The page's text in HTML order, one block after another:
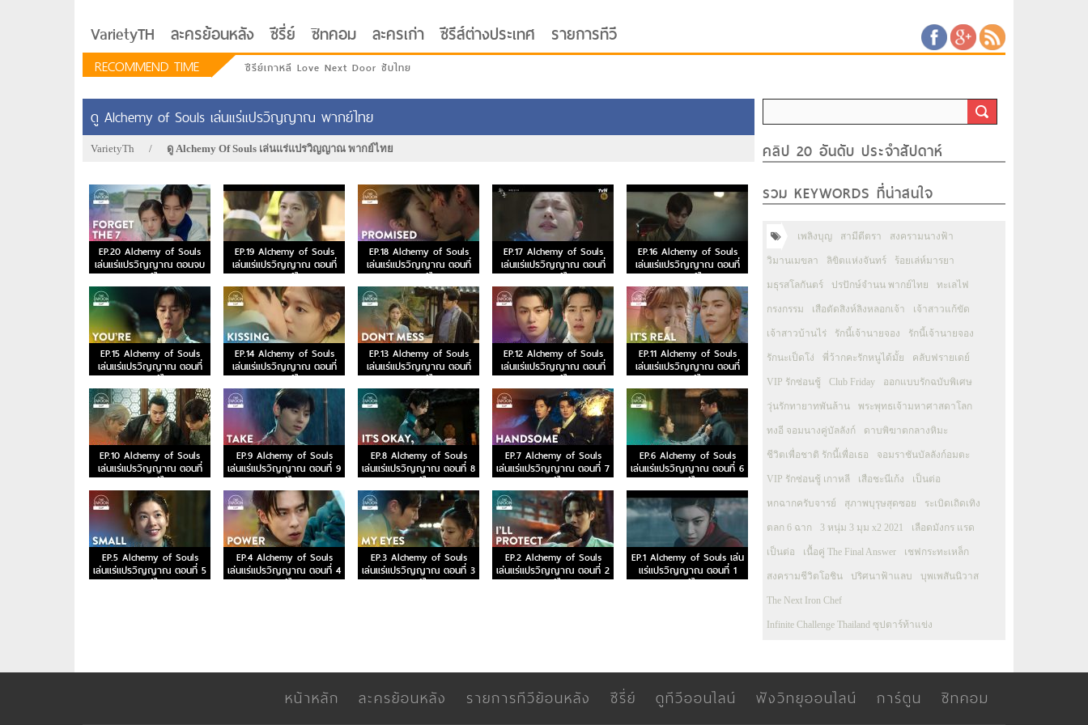
VarietyTH ละครย้อนหลัง ซีรี่ย์ ซิทคอม ละครเก่า ซีรีส์ต่างประเทศ รายการทีวี
RECOMMEND TIME ซีรีย์เกาหลี Love Next Door ซับไทย
รักอยู่ประตูถัดไป
ดู Alchemy of Souls เล่นแร่แปรวิญญาณ พากย์ไทย
VarietyTh / ดู Alchemy Of Souls เล่นแร่แปรวิญญาณ พากย์ไทย
EP.20 Alchemy of Souls
เล่นแร่แปรวิญญาณ ตอนจบ
พากย์ไทย
EP.19 Alchemy of Souls
เล่นแร่แปรวิญญาณ ตอนที่
19 พากย์ไทย
EP.18 Alchemy of Souls
เล่นแร่แปรวิญญาณ ตอนที่
18 พากย์ไทย
EP.17 Alchemy of Souls
เล่นแร่แปรวิญญาณ ตอนที่
17 พากย์ไทย
EP.16 Alchemy of Souls
เล่นแร่แปรวิญญาณ ตอนที่
16 พากย์ไทย
EP.15 Alchemy of Souls
เล่นแร่แปรวิญญาณ ตอนที่
15 พากย์ไทย
EP.14 Alchemy of Souls
เล่นแร่แปรวิญญาณ ตอนที่
14 พากย์ไทย
EP.13 Alchemy of Souls
เล่นแร่แปรวิญญาณ ตอนที่
13 พากย์ไทย
EP.12 Alchemy of Souls
เล่นแร่แปรวิญญาณ ตอนที่
12 พากย์ไทย
EP.11 Alchemy of Souls
เล่นแร่แปรวิญญาณ ตอนที่
11 พากย์ไทย
EP.10 Alchemy of Souls
เล่นแร่แปรวิญญาณ ตอนที่
10 พากย์ไทย
EP.9 Alchemy of Souls
เล่นแร่แปรวิญญาณ ตอนที่ 9
พากย์ไทย
EP.8 Alchemy of Souls
เล่นแร่แปรวิญญาณ ตอนที่ 8
พากย์ไทย
EP.7 Alchemy of Souls
เล่นแร่แปรวิญญาณ ตอนที่ 7
พากย์ไทย
EP.6 Alchemy of Souls
เล่นแร่แปรวิญญาณ ตอนที่ 6
พากย์ไทย
EP.5 Alchemy of Souls
เล่นแร่แปรวิญญาณ ตอนที่ 5
พากย์ไทย
EP.4 Alchemy of Souls
เล่นแร่แปรวิญญาณ ตอนที่ 4
พากย์ไทย
EP.3 Alchemy of Souls
เล่นแร่แปรวิญญาณ ตอนที่ 3
พากย์ไทย
EP.2 Alchemy of Souls
เล่นแร่แปรวิญญาณ ตอนที่ 2
พากย์ไทย
EP.1 Alchemy of Souls เล่น
แร่แปรวิญญาณ ตอนที่ 1
พากย์ไทย
คลิป 20 อันดับ ประจำสัปดาห์
รวม KEYWORDS ที่น่าสนใจ
เพลิงบุญ สามีตีตรา สงครามนางฟ้า
วิมานเมขลา ลิขิตแห่งจันทร์ ร้อยเล่ห์มารยา
มธุรสโลกันตร์ ปรปักษ์จำนน พากย์ไทย ทะเลไฟ
กรงกรรม เสือตัดสิงห์ลิงหลอกเจ้า เจ้าสาวแก้ขัด
เจ้าสาวบ้านไร่ รักนี้เจ้านายจอง รักนี้เจ้านายจอง
รักนะเป็ดโง่ พี่ว้ากคะรักหนูได้มั้ย คลับฟรายเดย์
VIP รักซ่อนชู้ Club Friday ออกแบบรักฉบับพิเศษ
วุ่นรักทายาทพันล้าน พระพุทธเจ้ามหาศาสดาโลก
ทงอี จอมนางคู่บัลลังก์ ดาบพิฆาตกลางหิมะ
ชีวิตเพื่อชาติ รักนี้เพื่อเธอ จอมราชันบัลลังก์อมตะ
VIP รักซ่อนชู้ เกาหลี เสือชะนีเก้ง เป็นต่อ
หกฉากครับจารย์ สุภาพบุรุษสุดซอย ระเบิดเถิดเทิง
ตลก 6 ฉาก 3 หนุ่ม 3 มุม x2 2021 เลือดมังกร แรด
เป็นต่อ เนื้อคู่ The Final Answer เชฟกระทะเหล็ก
สงครามชีวิตโอชิน ปริศนาฟ้าแลบ บุพเพสันนิวาส
The Next Iron Chef
Infinite Challenge Thailand ซุปตาร์ท้าแข่ง
หน้าหลัก ละครย้อนหลัง รายการทีวีย้อนหลัง ซีรี่ย์ ดูทีวีออนไลน์ ฟังวิทยุออนไลน์ การ์ตูน ซิทคอม